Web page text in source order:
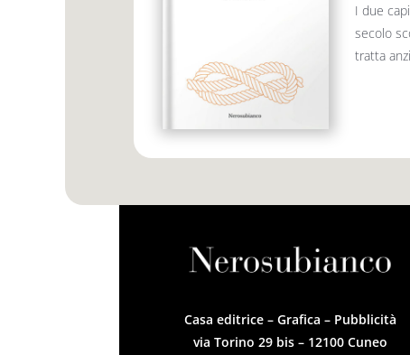
I due
secolo
tratta
Casa editrice – Grafica – Pubblicità
via Torino 29 bis – 12100 Cuneo